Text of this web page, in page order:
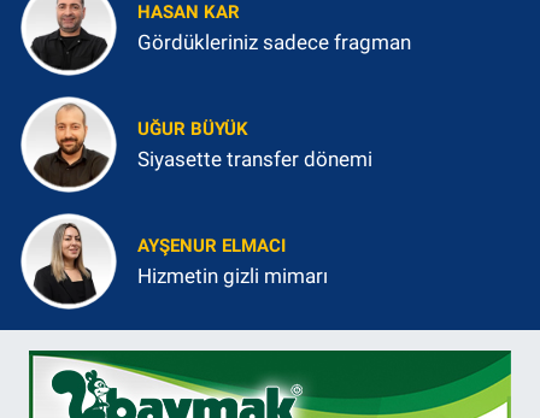
HASAN KAR
Gördükleriniz sadece fragman
UĞUR BÜYÜK
Siyasette transfer dönemi
AYŞENUR ELMACI
Hizmetin gizli mimarı